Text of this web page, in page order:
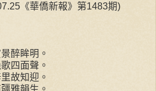
《華僑新報》第1483期)
醉眸明。
四面聲。
故知迎。
雅韻生。